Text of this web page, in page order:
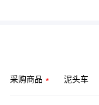
采购商品